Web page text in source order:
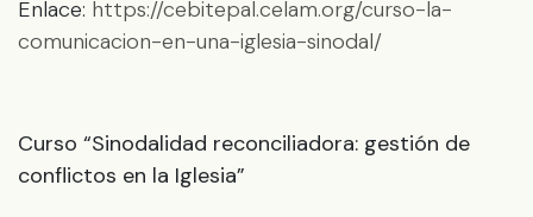
Enlace: https://cebitepal.celam.org/curso-la-
comunicacion-en-una-iglesia-sinodal/
Curso “Sinodalidad reconciliadora: gestión de
conflictos en la Iglesia”